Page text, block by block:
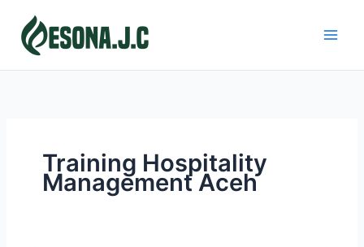
content
Training Hospitality
Management Aceh